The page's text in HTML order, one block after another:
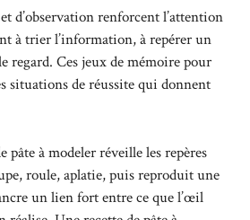
d’observation renforcent l’attention
à trier l’information, à repérer un
regard. Cesjeux de mémoire pour
situations de réussite qui donnent
pâte à modeler réveille les repères
roule, aplatie, puis reproduit une
un lien fort entre ce que l’œil